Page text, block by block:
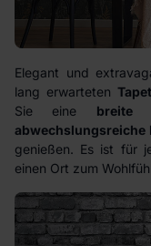
Elegant und
lang erwarteten
Sie eine breite
abwechslungsreiche
genießen. Es ist für
einen Ort zum